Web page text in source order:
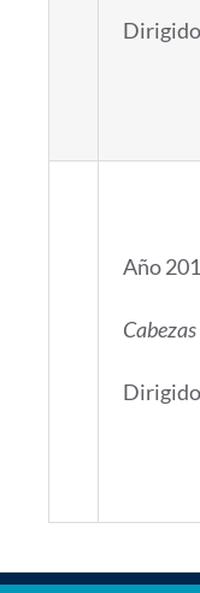
Año